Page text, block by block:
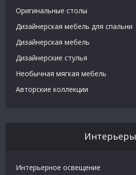
Оригинальные столы
Дизайнерская мебель для спальни
Дизайнерская мебель
Дизайнерские стулья
Необычная мягкая мебель
Авторские коллекции
Интерьеры
Интерьерное освещение